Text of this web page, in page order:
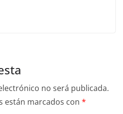
no será publicada.
están marcados con *